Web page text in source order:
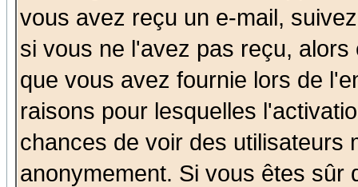
vous avez reçu un e-mail,
si vous ne l'avez pas reçu,
que vous avez fournie lors de
raisons pour lesquelles
chances de voir des utilisateurs
anonymement. Si vous êtes sûr